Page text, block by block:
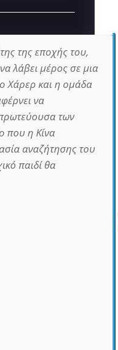
της εποχής του,
λάβει μέρος σε μια
Χάρερ και η ομάδα
να
των
που η Κίνα
αναζήτησης του
παιδί θα